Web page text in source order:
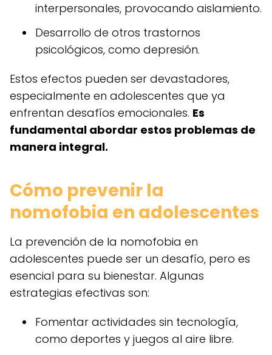
interpersonales, provocando aislamiento.
Desarrollo de otros trastornos
psicológicos, como depresión.
Estos efectos pueden ser devastadores,
especialmente en adolescentes que ya
enfrentan desafíos emocionales. Es
fundamental abordar estos problemas de
manera integral.
Cómo prevenir la
nomofobia en adolescentes
La prevención de la nomofobia en
adolescentes puede ser un desafío, pero es
esencial para su bienestar. Algunas
estrategias efectivas son:
Fomentar actividades sin tecnología,
como deportes y juegos al aire libre.